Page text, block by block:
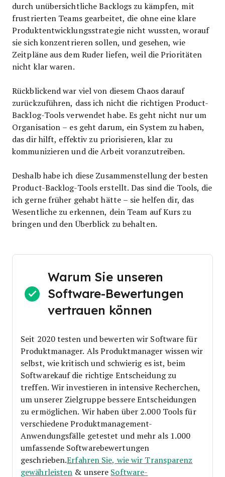
durch unübersichtliche Backlogs zu kämpfen, mit
frustrierten Teams gearbeitet, die ohne eine klare
Produktentwicklungsstrategie nicht wussten, worauf
sie sich konzentrieren sollen, und gesehen, wie
Zeitpläne aus dem Ruder liefen, weil die Prioritäten
nicht klar waren.
Rückblickend war viel von diesem Chaos darauf
zurückzuführen, dass ich nicht die richtigen Product-
Backlog-Tools verwendet habe. Es geht nicht nur um
Organisation – es geht darum, ein System zu haben,
das dir hilft, effektiv zu priorisieren, klar zu
kommunizieren und die Arbeit voranzutreiben.
Deshalb habe ich diese Zusammenstellung der besten
Product-Backlog-Tools erstellt. Das sind die Tools, die
ich gerne früher gehabt hätte – sie helfen dir, das
Wesentliche zu erkennen, dein Team auf Kurs zu
bringen und den Überblick zu behalten.
Warum Sie unseren
Software-Bewertungen
vertrauen können
Seit 2020 testen und bewerten wir Software für
Produktmanager. Als Produktmanager wissen wir
selbst, wie kritisch und schwierig es ist, beim
Softwarekauf die richtige Entscheidung zu
treffen. Wir investieren in intensive Recherchen,
um unserer Zielgruppe bessere Entscheidungen
zu ermöglichen. Wir haben über 2.000 Tools für
verschiedene Produktmanagement-
Anwendungsfälle getestet und mehr als 1.000
umfassende Softwarebewertungen
geschrieben.Erfahren Sie, wie wir Transparenz
gewährleisten & unsere Software-